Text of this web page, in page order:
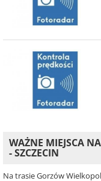
WAŻNE MIEJSCA
- SZCZECIN
Na trasie Gorzów